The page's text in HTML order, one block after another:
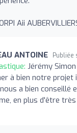
Aii
ANTOINE Publiée
Jérémy
à bien notre projet
a bien conseillé
en plus d'être